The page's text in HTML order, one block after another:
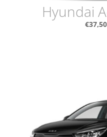
Hyundai